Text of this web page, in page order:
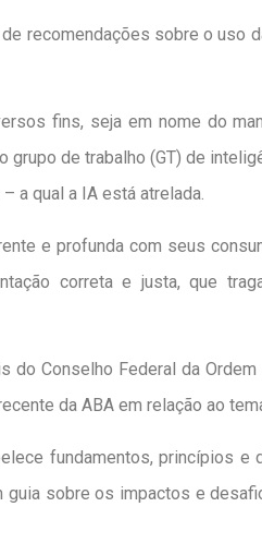
recomendações sobre o uso
fins, seja em nome do
grupo de trabalho (GT) de
a qual a IA está atrelada.
e profunda com seus
correta e justa, que
do Conselho Federal da
da ABA em relação ao
fundamentos, princípios e
guia sobre os impactos e